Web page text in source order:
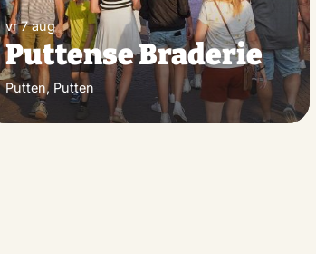
vr 7 aug
Puttense Braderie
Putten, Putten